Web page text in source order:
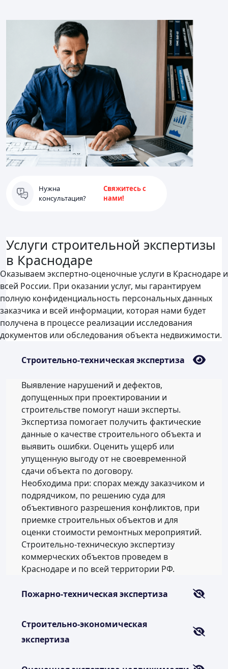
Нужна
консультация?
Свяжитесь с
нами!
Услуги строительной экспертизы
в Краснодаре
Оказываем экспертно-оценочные услуги в Краснодаре и
всей России. При оказании услуг, мы гарантируем
полную конфиденциальность персональных данных
заказчика и всей информации, которая нами будет
получена в процессе реализации исследования
документов или обследования объекта недвижимости.
Строительно-техническая экспертиза
Выявление нарушений и дефектов,
допущенных при проектировании и
строительстве помогут наши эксперты.
Экспертиза помогает получить фактические
данные о качестве строительного объекта и
выявить ошибки. Оценить ущерб или
упущенную выгоду от не своевременной
сдачи объекта по договору.
Необходима при: спорах между заказчиком и
подрядчиком, по решению суда для
объективного разрешения конфликтов, при
приемке строительных объектов и для
оценки стоимости ремонтных мероприятий.
Строительно-техническую экспертизу
коммерческих объектов проведем в
Краснодаре и по всей территории РФ.
Пожарно-техническая экспертиза
Строительно-экономическая
экспертиза